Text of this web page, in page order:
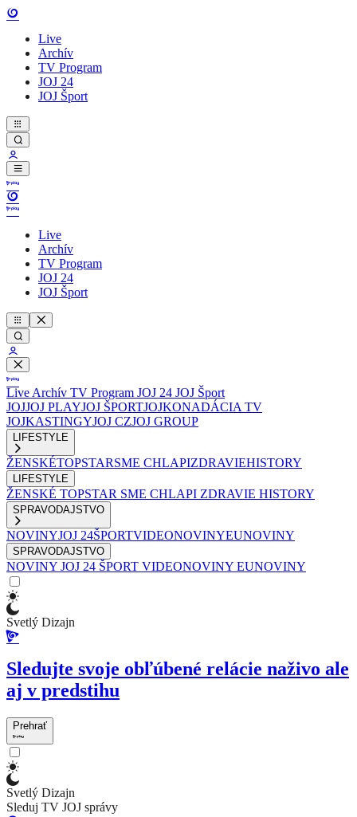
Live
Archív
TV Program
JOJ 24
JOJ Šport
Live
Archív
TV Program
JOJ 24
JOJ Šport
Live Archív TV Program JOJ 24 JOJ Šport
JOJJOJ PLAYJOJ ŠPORTJOJKONADÁCIA TV
JOJKASTINGYJOJ CZJOJ GROUP
LIFESTYLE
ŽENSKÉTOPSTARSME CHLAPIZDRAVIEHISTORY
LIFESTYLE
ŽENSKÉ TOPSTAR SME CHLAPI ZDRAVIE HISTORY
SPRAVODAJSTVO
NOVINYJOJ 24ŠPORTVIDEONOVINYEUNOVINY
SPRAVODAJSTVO
NOVINY JOJ 24 ŠPORT VIDEONOVINY EUNOVINY
Svetlý Dizajn
Sledujte svoje obľúbené relácie naživo ale
aj v predstihu
Prehrať
Svetlý Dizajn
Sleduj TV JOJ správy